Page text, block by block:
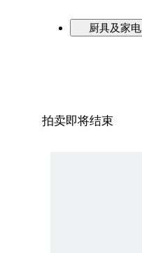
厨具及家电
拍卖即将结束